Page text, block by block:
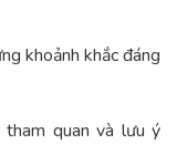
khoảnh khắc đáng
tham quan và lưu ý